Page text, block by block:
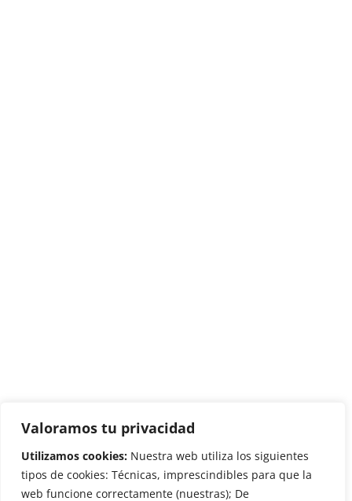
Valoramos tu privacidad
Utilizamos cookies: Nuestra web utiliza los siguientes
tipos de cookies: Técnicas, imprescindibles para que la
web funcione correctamente (nuestras); De